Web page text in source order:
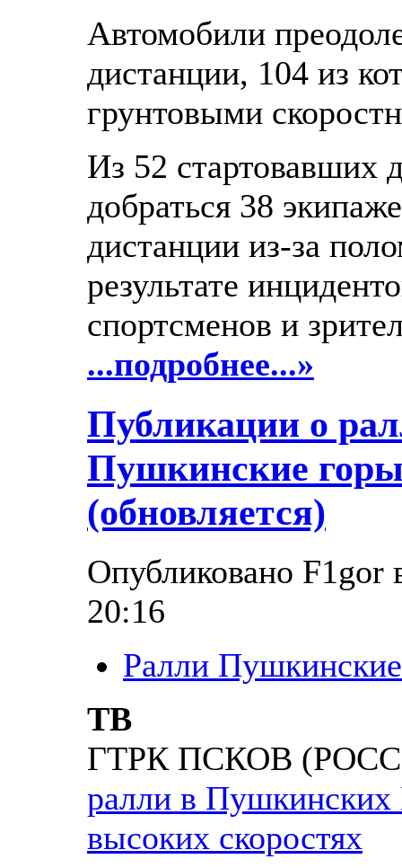
Автомобили
дистанции, 104 из
грунтовыми
Из 52 стартовавших
добраться 38
дистанции из-за
результате
спортсменов и
...подробнее...»
Публикации о
Пушкинские
(обновляется)
Опубликовано
20:16
Ралли
ТВ
ГТРК ПСКОВ
ралли в Пушкинских
высоких скоростях